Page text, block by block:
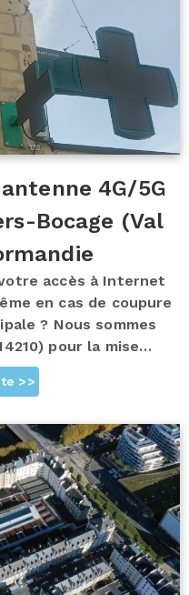
4G/5G
Bocage (Val
accès à Internet
en cas de coupure
? Nous sommes
pour la mise…
>>